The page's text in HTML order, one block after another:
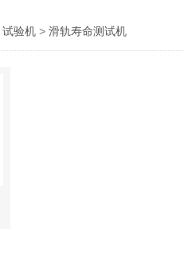
试验机> 滑轨寿命测试机